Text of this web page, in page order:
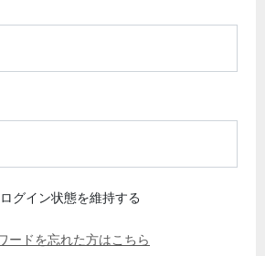
ログイン状態を維持する
ードを忘れた方はこちら